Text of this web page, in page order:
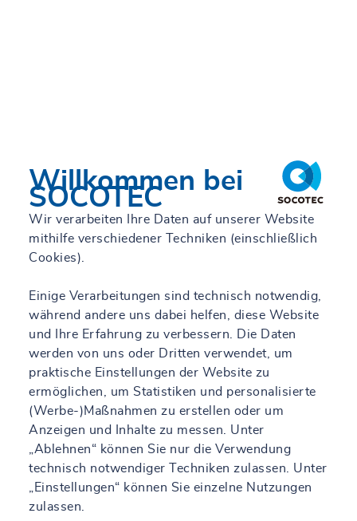
Willkommen bei
SOCOTEC
Wir verarbeiten Ihre Daten auf unserer Website
mithilfe verschiedener Techniken (einschließlich
Cookies).
Einige Verarbeitungen sind technisch notwendig,
während andere uns dabei helfen, diese Website
und Ihre Erfahrung zu verbessern. Die Daten
werden von uns oder Dritten verwendet, um
praktische Einstellungen der Website zu
ermöglichen, um Statistiken und personalisierte
(Werbe-)Maßnahmen zu erstellen oder um
Anzeigen und Inhalte zu messen. Unter
„Ablehnen“ können Sie nur die Verwendung
technisch notwendiger Techniken zulassen. Unter
„Einstellungen“ können Sie einzelne Nutzungen
zulassen.